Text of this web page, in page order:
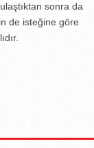
sonra da
de isteğine göre